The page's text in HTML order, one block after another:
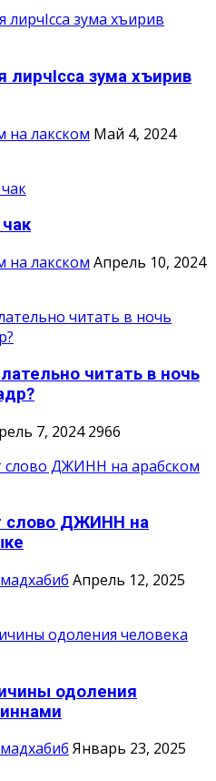
лирчIсса зума хъирив
на лакском Май 4, 2024
на лакском Апрель 10, 2024
читать в ночь
7, 2024 2966
слово ДЖИНН на
Апрель 12, 2025
одоления
Январь 23, 2025